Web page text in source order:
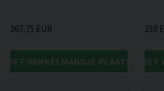
367,75 EUR
HET WINKELMANDJE PLAATSEN
239
IN